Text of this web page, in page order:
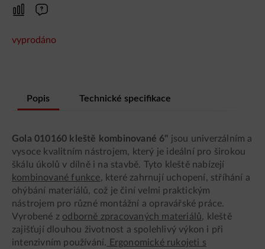
vyprodáno
Popis Technické specifikace
Gola 010160 kleště kombinované 6" jsou univerzálním a
vysoce kvalitním nástrojem, který je ideální pro širokou
škálu úkolů v dílně i na stavbě. Tyto kleště nabízejí
kombinované funkce, které zahrnují uchopení, stříhání a
ohýbání materiálů, což je činí velmi praktickým
nástrojem pro různé montážní a opravářské práce.
Vyrobené z odborně zpracovaných materiálů, kleště
zajišťují dlouhou životnost a spolehlivý výkon i při
intenzivním používání. Ergonomické rukojeti s